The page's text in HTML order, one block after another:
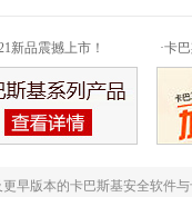
新品震撼上市！ ·卡
更早版本的卡巴斯基安全软件